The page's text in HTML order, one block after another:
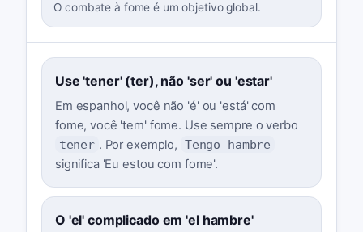
O combate à fome é um objetivo global.
Use 'tener' (ter), não 'ser' ou 'estar'
Em espanhol, você não 'é' ou 'está' com
fome, você 'tem' fome. Use sempre o verbo
tener . Por exemplo, Tengo hambre
significa 'Eu estou com fome'.
O 'el' complicado em 'el hambre'